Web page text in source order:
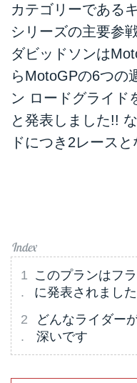
カテゴリーである
シリーズの主要参
ダビッドソンは
らMotoGPの6つの
ン ロードグライド
と発表しました!!
ドにつき2レースと
このプランはフ
に発表されました
どんなライダー
深いです